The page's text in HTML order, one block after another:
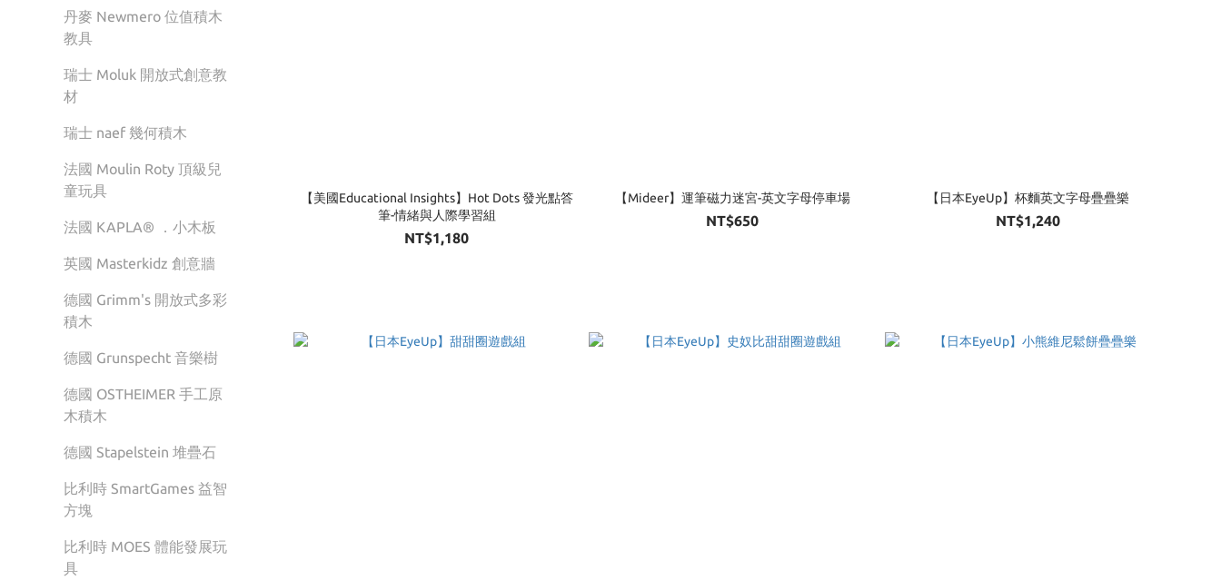
丹麥 Newmero 位值積木
教具
瑞士 Moluk 開放式創意教
材
瑞士 naef 幾何積木
法國 Moulin Roty 頂級兒
童玩具
法國 KAPLA® ．小木板
英國 Masterkidz 創意牆
德國 Grimm's 開放式多彩
積木
德國 Grunspecht 音樂樹
德國 OSTHEIMER 手工原
木積木
德國 Stapelstein 堆疊石
比利時 SmartGames 益智
方塊
比利時 MOES 體能發展玩
具
【美國Educational Insights】Hot Dots 發光點答
筆-情緒與人際學習組
NT$1,180
【Mideer】運筆磁力迷宮-英文字母停車場
NT$650
【日本EyeUp】杯麵英文字母疊疊樂
NT$1,240